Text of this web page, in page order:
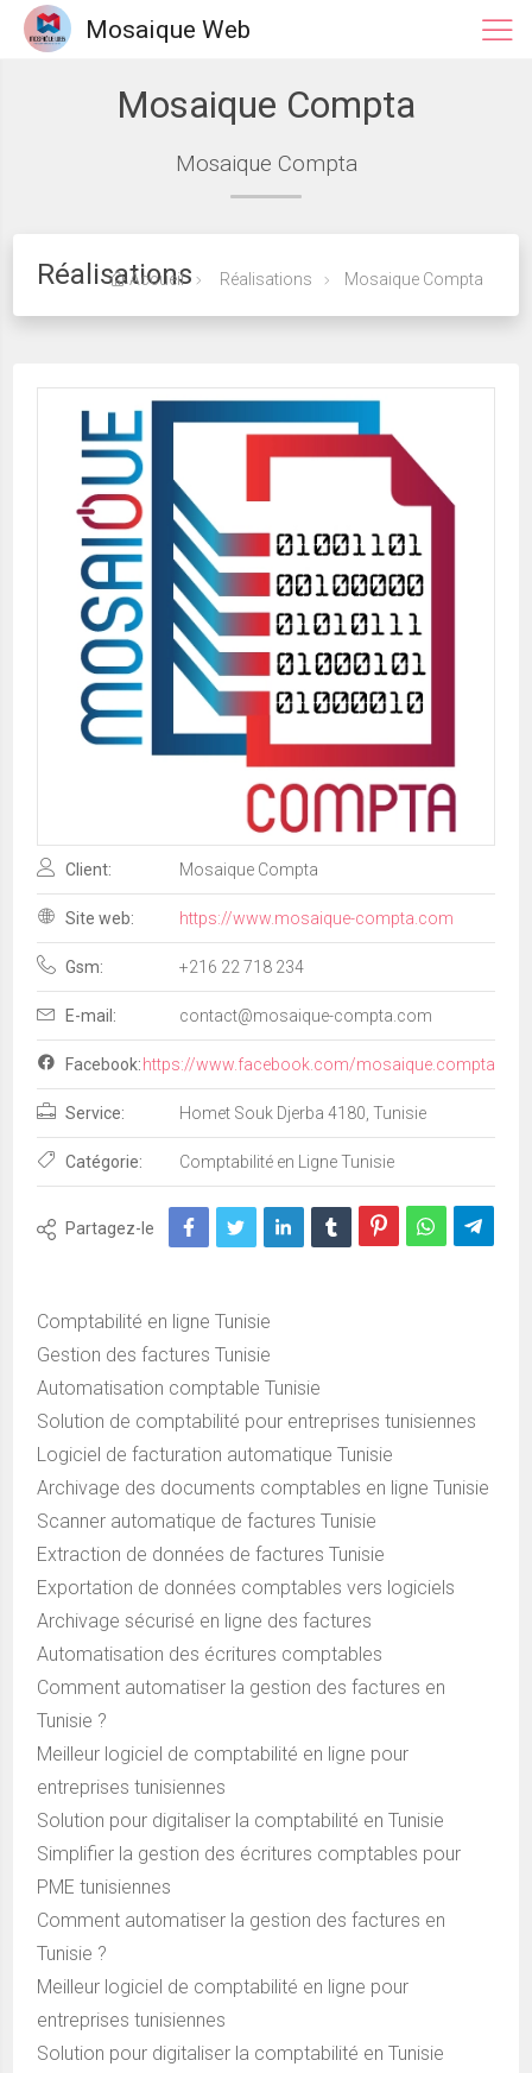
Mosaique Web
Mosaique Compta
Mosaique Compta
Réalisations
Accueil Réalisations Mosaique Compta
Client: Mosaique Compta
Site web: https://www.mosaique-compta.com
Gsm: +216 22 718 234
E-mail: contact@mosaique-compta.com
Facebook:https://www.facebook.com/mosaique.compta
Service: Homet Souk Djerba 4180, Tunisie
Catégorie: Comptabilité en Ligne Tunisie
Partagez-le
Comptabilité en ligne Tunisie
Gestion des factures Tunisie
Automatisation comptable Tunisie
Solution de comptabilité pour entreprises tunisiennes
Logiciel de facturation automatique Tunisie
Archivage des documents comptables en ligne Tunisie
Scanner automatique de factures Tunisie
Extraction de données de factures Tunisie
Exportation de données comptables vers logiciels
Archivage sécurisé en ligne des factures
Automatisation des écritures comptables
Comment automatiser la gestion des factures en
Tunisie ?
Meilleur logiciel de comptabilité en ligne pour
entreprises tunisiennes
Solution pour digitaliser la comptabilité en Tunisie
Simplifier la gestion des écritures comptables pour
PME tunisiennes
Comment automatiser la gestion des factures en
Tunisie ?
Meilleur logiciel de comptabilité en ligne pour
entreprises tunisiennes
Solution pour digitaliser la comptabilité en Tunisie